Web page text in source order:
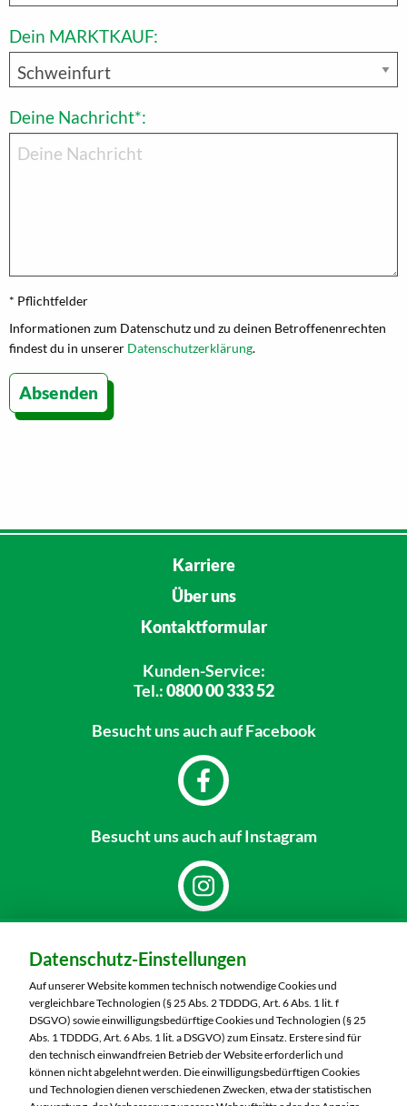
Dein MARKTKAUF:
Deine Nachricht*:
* Pflichtfelder
Informationen zum Datenschutz und zu deinen Betroffenenrechten
findest du in unserer Datenschutzerklärung.
Absenden
Karriere
Über uns
Kontaktformular
Kunden-Service:
Tel.:0800 00 333 52
Besucht unsauch auf Facebook
Besucht unsauch auf Instagram
MARKTKAUF Schweinfurt
Carl-Benz-Straße 7
97424 Schweinfurt
Telefon:09721 77040
Markt ändern
Datenschutz-Einstellungen
Auf unserer Website kommen technisch notwendige Cookies und
vergleichbare Technologien (§ 25 Abs. 2 TDDDG, Art. 6 Abs. 1 lit. f
DSGVO) sowie einwilligungsbedürftige Cookies und Technologien (§ 25
Abs. 1 TDDDG, Art. 6 Abs. 1 lit. a DSGVO) zum Einsatz. Erstere sind für
den technisch einwandfreien Betrieb der Website erforderlich und
können nicht abgelehnt werden. Die einwilligungsbedürftigen Cookies
und Technologien dienen verschiedenen Zwecken, etwa der statistischen